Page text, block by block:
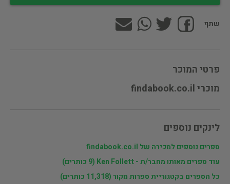
שתף
פרטי המוכר
מוכרי findabook.co.il
לינקים נוספים
ספרים נוספים למכירה של findabook.co.il
עוד ספרים מאותו מחבר/ת - Ken Follett (9 כותרים)
כל הספרים בקטגוריית ספרות מקור (11,318 כותרים)